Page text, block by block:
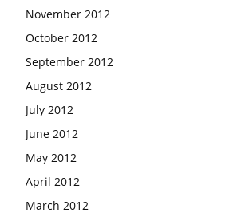
November 2012
October 2012
September 2012
August 2012
July 2012
June 2012
May 2012
April 2012
March 2012